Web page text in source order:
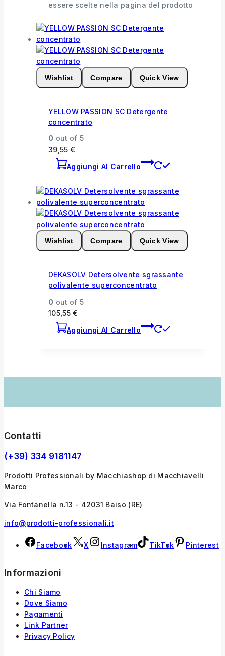
essere scelte nella pagina del prodotto
Wishlist Compare Quick View
YELLOW PASSION SC Detergente
concentrato
0 out of 5
39,55 €
Aggiungi Al Carrello
Wishlist Compare Quick View
DEKASOLV Detersolvente sgrassante
polivalente superconcentrato
0 out of 5
105,55 €
Aggiungi Al Carrello
Contatti
(+39) 334 9181147
Prodotti Professionali by Macchiashop di Macchiavelli
Marco
Via Fontanella n.13 - 42031 Baiso (RE)
info@prodotti-professionali.it
Facebook X Instagram TikTok Pinterest
Informazioni
Chi Siamo
Dove Siamo
Pagamenti
Link Partner
Privacy Policy